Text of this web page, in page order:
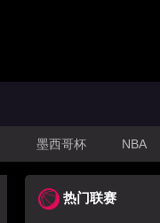
墨西哥杯 NBA
热门联赛